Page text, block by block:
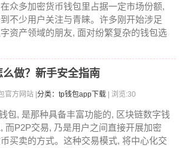
众多加密货币钱包里占据一定市场份额,
不少用户关注与青睐。许多刚开始涉足
资产领域的朋友, 面对纷繁复杂的钱包选
做？新手安全指南
方网站 | 分类：tp钱包app下载 | 浏览:30
包, 是那种具备丰富功能的, 区块链数字钱
而P2P交易, 乃是用户之间直接开展加密
买卖的方式。这种交易模式, 将中心化交